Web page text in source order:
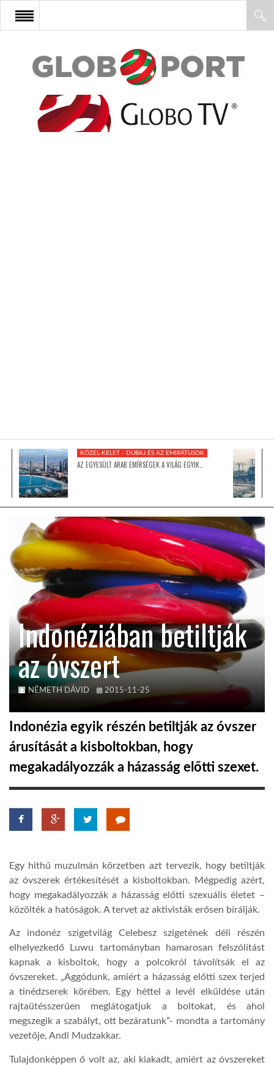
FŐOLDAL
AFRIKA
GLOBOTV BP
HÍR3D
TROPICALMAGAZIN
GLOBOTV
AFRIKA TUDÁSTÁR
A NAP SZÉPE
LINKTR.EE
GLOBOZSARU
DOBRAVERO.HU
KÖZEL-KELET - DUBAJ ÉS AZ EMIRÁTUSOK
AZ EGYESÜLT ARAB EMÍRSÉGEK A VILÁG EGYIK…
Indonéziában betiltják
az óvszert
NÉMETH DÁVID 2015-11-25
Indonézia egyik részén betiltják az óvszer
árusítását a kisboltokban, hogy
megakadályozzák a házasság előtti szexet.
Egy hithű muzulmán körzetben azt tervezik, hogy betiltják
az óvszerek értékesítését a kisboltokban. Mégpedig azért,
hogy megakadályozzák a házasság előtti szexuális életet –
közölték a hatóságok. A tervet az aktivisták erősen bírálják.
Az indonéz szigetvilág Celebesz szigetének déli részén
elhelyezkedő Luwu tartományban hamarosan felszólítást
kapnak a kisboltok, hogy a polcokról távolítsák el az
óvszereket. „Aggódunk, amiért a házasság előtti szex terjed
a tinédzserek körében. Egy héttel a levél elküldése után
rajtaütésszerűen meglátogatjuk a boltokat, és ahol
megszegik a szabályt, ott bezáratunk”- mondta a tartomány
vezetője, Andi Mudzakkar.
Tulajdonképpen ő volt az, aki kiakadt, amiért az óvszereket